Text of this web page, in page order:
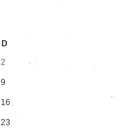
D
2
9
16
23